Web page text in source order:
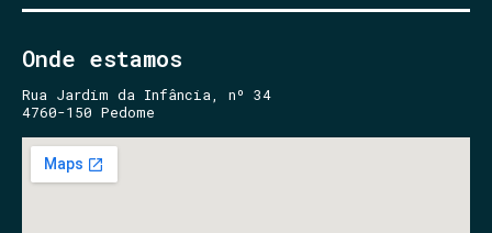
Onde estamos
Rua Jardim da Infância, nº 34
4760-150 Pedome